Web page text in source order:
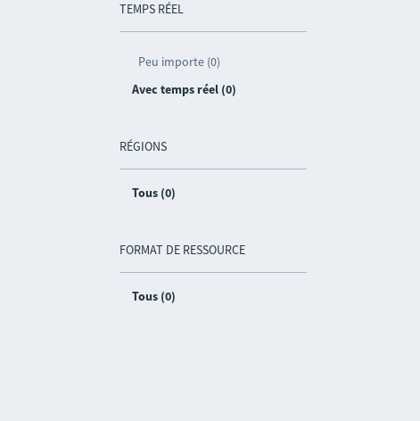
TEMPS RÉEL
Peu importe (0)
Avec temps réel (0)
RÉGIONS
Tous (0)
FORMAT DE RESSOURCE
Tous (0)